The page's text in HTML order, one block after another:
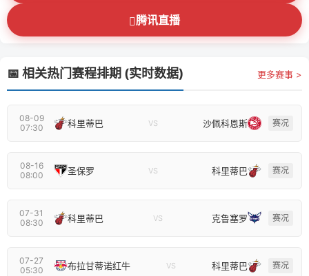
腾讯直播
📅 相关热门赛程排期 (实时数据) 更多赛事 >
08-09
07:30
科里蒂巴 VS 沙佩科恩斯 赛况
08-16
08:00
圣保罗 VS 科里蒂巴 赛况
07-31
08:30
科里蒂巴 VS 克鲁塞罗 赛况
07-27
05:30
布拉甘蒂诺红牛 VS 科里蒂巴 赛况